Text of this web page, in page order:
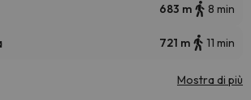
683 m 8 min
721 m 11 min
Mostra di più